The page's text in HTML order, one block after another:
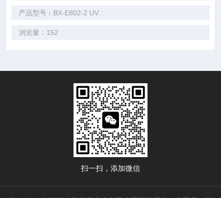
产品型号：BX-E802-2 UV
浏览量：152
扫一扫，添加微信